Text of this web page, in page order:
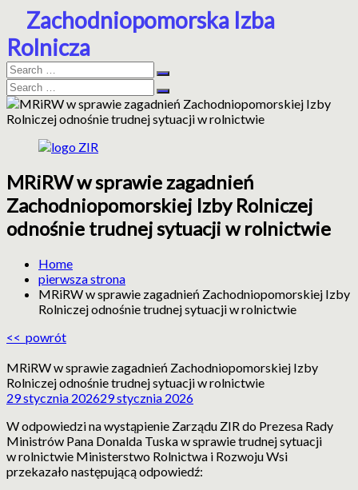
Skip
content
Zachodniopomorska Izba
Rolnicza
Search
for:
Search
Search
for:
Search
ZIR
Zachodniopomorska
Izba
Rolnicza
MRiRW w sprawie zagadnień
Zachodniopomorskiej Izby Rolniczej
odnośnie trudnej sytuacji w rolnictwie
Home
pierwsza strona
MRiRW w sprawie zagadnień Zachodniopomorskiej Izby
Rolniczej odnośnie trudnej sytuacji w rolnictwie
<< powrót
MRiRW w sprawie zagadnień Zachodniopomorskiej Izby
Rolniczej odnośnie trudnej sytuacji w rolnictwie
29 stycznia 202629 stycznia 2026
W odpowiedzi na wystąpienie Zarządu ZIR do Prezesa Rady
Ministrów Pana Donalda Tuska w sprawie trudnej sytuacji
w rolnictwie Ministerstwo Rolnictwa i Rozwoju Wsi
przekazało następującą odpowiedź: